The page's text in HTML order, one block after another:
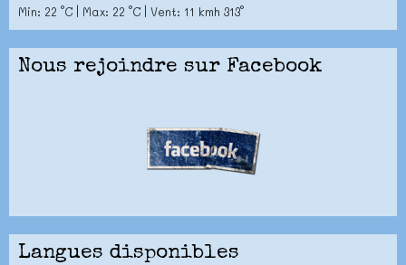
Min: 22 °C | Max: 22 °C | Vent: 11 kmh 313°
Nous rejoindre sur Facebook
Langues disponibles